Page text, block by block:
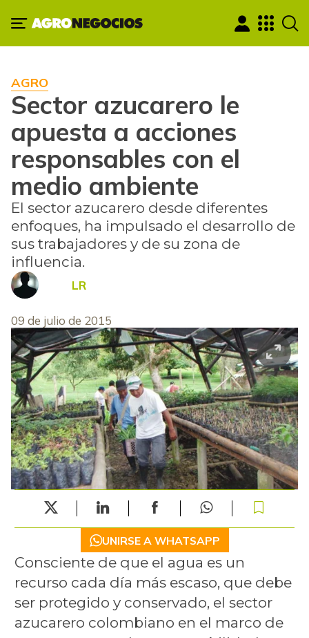
AGRO
Sector azucarero le
apuesta a acciones
responsables con el
medio ambiente
El sector azucarero desde diferentes
enfoques, ha impulsado el desarrollo de
sus trabajadores y de su zona de
influencia.
LR
09 de julio de 2015
UNIRSE A WHATSAPP
Consciente de que el agua es un
recurso cada día más escaso, que debe
ser protegido y conservado, el sector
azucarero colombiano en el marco de